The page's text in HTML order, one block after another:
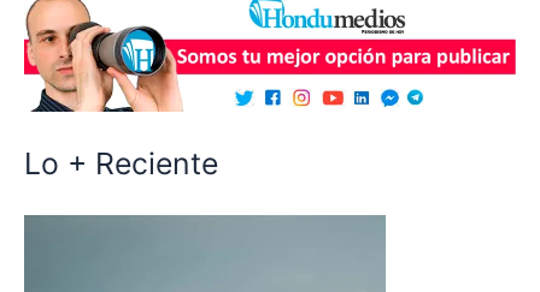
Lo + Reciente